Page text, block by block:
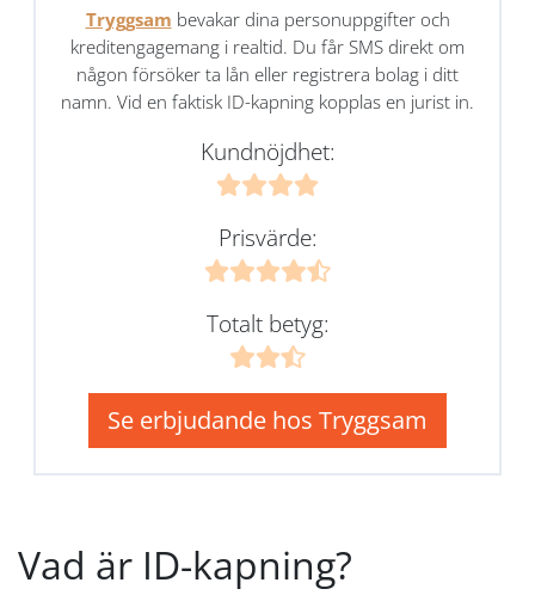
Tryggsam bevakar dina personuppgifter och
kreditengagemang i realtid. Du får SMS direkt om
någon försöker ta lån eller registrera bolag i ditt
namn. Vid en faktisk ID-kapning kopplas en jurist in.
Kundnöjdhet:
Prisvärde:
Totalt betyg:
Se erbjudande hos Tryggsam
Vad är ID-kapning?